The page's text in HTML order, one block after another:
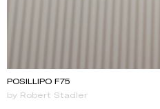
POSILLIPO F75
by Robert Stadler